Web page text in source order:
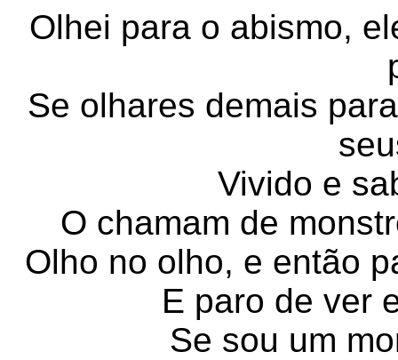
Olhei para o abismo,
Se olhares demais
Vivido e
O chamam de
Olho no olho, e então
E paro de ver
Se sou um